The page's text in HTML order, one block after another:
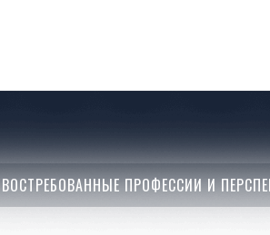
ВОСТРЕБОВАННЫЕ ПРОФЕССИИ И